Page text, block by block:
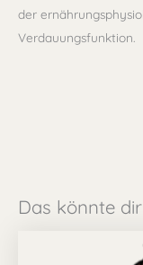
der
Verdauungsfunktion.
Das könnte